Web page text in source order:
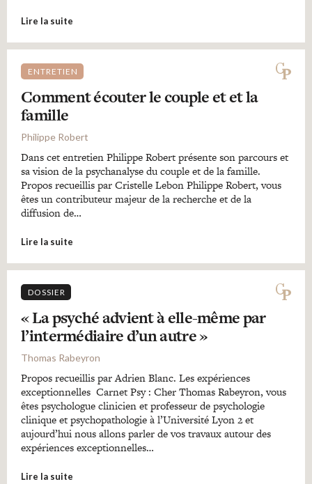
Lire la suite
ENTRETIEN
Comment écouter le couple et et la
famille
Philippe Robert
Dans cet entretien Philippe Robert présente son parcours et
sa vision de la psychanalyse du couple et de la famille.
Propos recueillis par Cristelle Lebon Philippe Robert, vous
êtes un contributeur majeur de la recherche et de la
diffusion de…
Lire la suite
DOSSIER
« La psyché advient à elle-même par
l’intermédiaire d’un autre »
Thomas Rabeyron
Propos recueillis par Adrien Blanc. Les expériences
exceptionnelles Carnet Psy : Cher Thomas Rabeyron, vous
êtes psychologue clinicien et professeur de psychologie
clinique et psychopathologie à l’Université Lyon 2 et
aujourd’hui nous allons parler de vos travaux autour des
expériences exceptionnelles…
Lire la suite